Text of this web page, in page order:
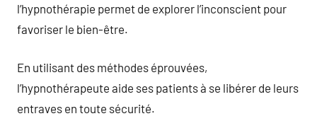
l’hypnothérapie permet de explorer l’inconscient pour
favoriser le bien-être.
En utilisant des méthodes éprouvées,
l’hypnothérapeute aide ses patients à se libérer de leurs
entraves en toute sécurité.